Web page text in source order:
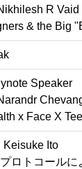
R Vaid
& the Big
Speaker
x Face X
Keisuke Ito
ロトコール